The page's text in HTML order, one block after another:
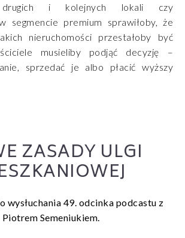
drugich i kolejnych lokali czy
segmencie premium sprawiłoby, że
nieruchomości przestałoby być
musieliby podjąć decyzję –
sprzedać je albo płacić wyższy
ZASADY ULGI
wysłuchania 49. odcinka podcastu z
Piotrem Semeniukiem.